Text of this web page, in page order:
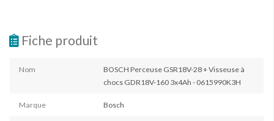
Fiche produit
Nom
BOSCH Perceuse GSR18V-28 + Visseuse à
chocs GDR18V-160 3x4Ah - 0615990K3H
Marque Bosch